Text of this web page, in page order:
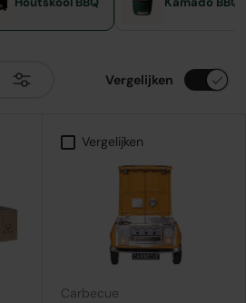
Vergelijken
Vergelijken
Carbecue